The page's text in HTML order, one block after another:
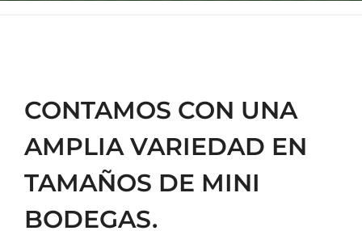
CONTAMOS CON UNA
AMPLIA VARIEDAD EN
TAMAÑOS DE MINI
BODEGAS.